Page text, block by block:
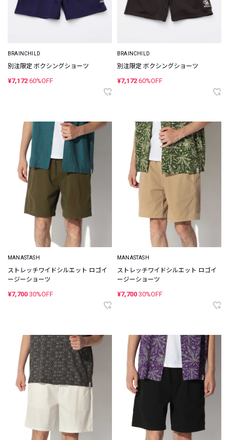
BRAINCHILD
別注限定 ボクシングショーツ
¥7,172 60%OFF
BRAINCHILD
別注限定 ボクシングショーツ
¥7,172 60%OFF
MANASTASH
ストレッチワイドシルエット ロゴイ
ージーショーツ
¥7,700 30%OFF
MANASTASH
ストレッチワイドシルエット ロゴイ
ージーショーツ
¥7,700 30%OFF